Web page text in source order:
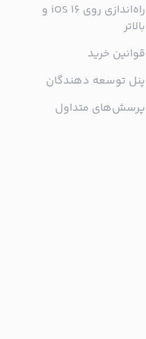
راه‌اندازی روی iOS 16 و
بالاتر
قوانین خرید
پنل توسعه دهندگان
پرسش‌های متداول